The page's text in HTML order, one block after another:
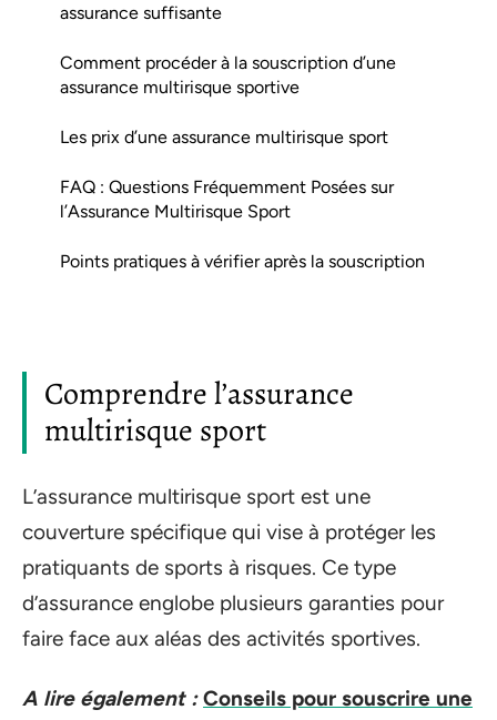
assurance suffisante
Comment procéder à la souscription d’une
assurance multirisque sportive
Les prix d’une assurance multirisque sport
FAQ : Questions Fréquemment Posées sur
l’Assurance Multirisque Sport
Points pratiques à vérifier après la souscription
Comprendre l’assurance
multirisque sport
L’assurance multirisque sport est une
couverture spécifique qui vise à protéger les
pratiquants de sports à risques. Ce type
d’assurance englobe plusieurs garanties pour
faire face aux aléas des activités sportives.
A lire également : Conseils pour souscrire une